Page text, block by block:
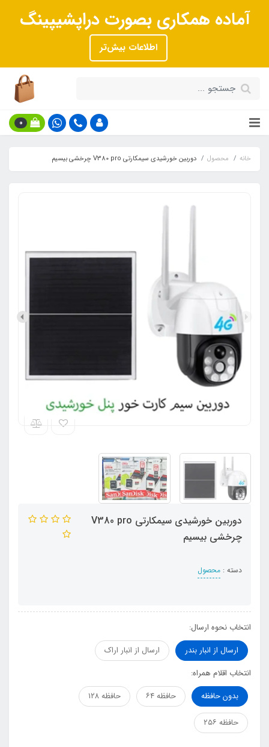
آماده همکاری بصورت دراپشیپینگ
اطلاعات بیش‌تر
0
خانه محصول دوربین خورشیدی سیمکارتی V380 pro چرخشی بیسیم
دوربین خورشیدی سیمکارتی V380 pro
چرخشی بیسیم
دسته : محصول
انتخاب نحوه ارسال:
ارسال از انبار بندر
ارسال از انبار اراک
انتخاب اقلام همراه:
بدون حافظه
حافظه ۶۴ حافظه ۱۲۸
حافظه ۲۵۶